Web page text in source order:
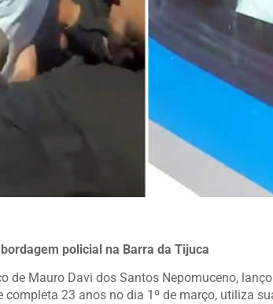
policial na Barra da Tijuca
de Mauro Davi dos Santos Nepomuceno,
completa 23 anos no dia 1º de março, utiliza